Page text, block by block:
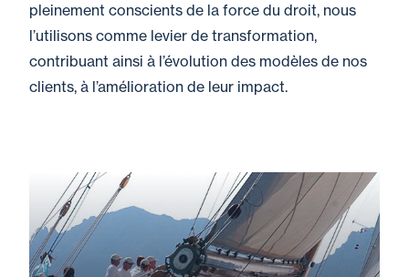
pleinement conscients de la force du droit, nous
l’utilisons comme levier de transformation,
contribuant ainsi à l’évolution des modèles de nos
clients, à l’amélioration de leur impact.